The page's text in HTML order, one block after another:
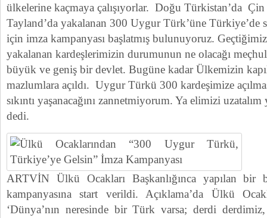
ülkelerine kaçmaya çalışıyorlar. Doğu Türkistan’da
Tayland’da yakalanan 300 Uygur Türk’üne Türkiye’de
için imza kampanyası başlatmış bulunuyoruz.
yakalanan kardeşlerimizin durumunun ne olacağı
büyük ve geniş bir devlet. Bugüne kadar Ülkemizin
mazlumlara açıldı. Uygur Türkü 300 kardeşimize
sıkıntı yaşanacağını zannetmiyorum. Ya elimizi
dedi.
ARTVİN Ülkü Ocakları Başkanlığınca yapılan bir
kampanyasına start verildi. Açıklama’da Ülkü
‘Dünya’nın neresinde bir Türk varsa; derdi derdimiz,